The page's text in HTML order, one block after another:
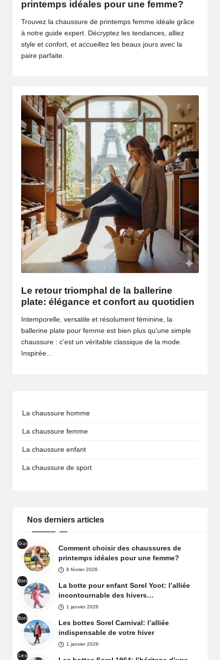
printemps idéales pour une femme?
Trouvez la chaussure de printemps femme idéale grâce
à notre guide expert. Décryptez les tendances, alliez
style et confort, et accueillez les beaux jours avec la
paire parfaite.
Le retour triomphal de la ballerine
plate: élégance et confort au quotidien
Intemporelle, versatile et résolument féminine, la
ballerine plate pour femme est bien plus qu'une simple
chaussure : c'est un véritable classique de la mode.
Inspirée...
La chaussure homme
La chaussure femme
La chaussure enfant
La chaussure de sport
Nos derniers articles
Gui
de
cha
ure
prin
tem
ps
fem
me
Comment choisir des chaussures de
printemps idéales pour une femme?
8 février 2026
Bott
es
de
ge
Sor
Yoo
La botte pour enfant Sorel Yoot: l’alliée
incontournable des hivers…
1 janvier 2026
Bott
es
de
ge
Les bottes Sorel Carnival: l’alliée
indispensable de votre hiver
1 janvier 2026
Les